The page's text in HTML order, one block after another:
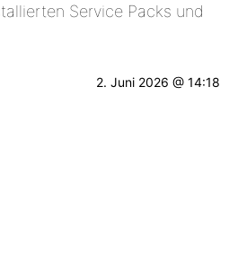
Service Packs und
2. Juni 2026 @ 14:18